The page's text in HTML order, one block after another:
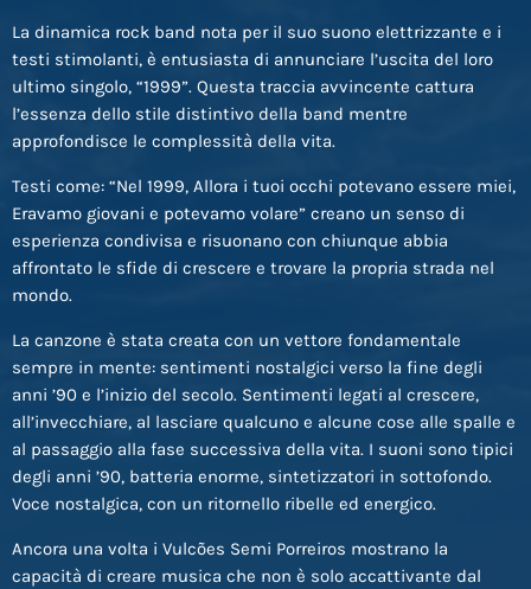
La dinamica rock band nota per il suo suono elettrizzante e i
testi stimolanti, è entusiasta di annunciare l’uscita del loro
ultimo singolo, “1999”. Questa traccia avvincente cattura
l’essenza dello stile distintivo della band mentre
approfondisce le complessità della vita.
Testi come: “Nel 1999, Allora i tuoi occhi potevano essere miei,
Eravamo giovani e potevamo volare” creano un senso di
esperienza condivisa e risuonano con chiunque abbia
affrontato le sfide di crescere e trovare la propria strada nel
mondo.
La canzone è stata creata con un vettore fondamentale
sempre in mente: sentimenti nostalgici verso la fine degli
anni ’90 e l’inizio del secolo. Sentimenti legati al crescere,
all’invecchiare, al lasciare qualcuno e alcune cose alle spalle e
al passaggio alla fase successiva della vita. I suoni sono tipici
degli anni ’90, batteria enorme, sintetizzatori in sottofondo.
Voce nostalgica, con un ritornello ribelle ed energico.
Ancora una volta i Vulcões Semi Porreiros mostrano la
capacità di creare musica che non è solo accattivante dal